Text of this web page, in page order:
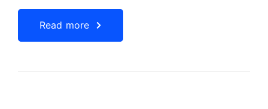
Read more